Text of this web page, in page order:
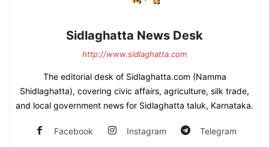
Sidlaghatta News Desk
http://www.sidlaghatta.com
The editorial desk of Sidlaghatta.com (Namma
Shidlaghatta), covering civic affairs, agriculture, silk trade,
and local government news for Sidlaghatta taluk, Karnataka.
Facebook Instagram Telegram